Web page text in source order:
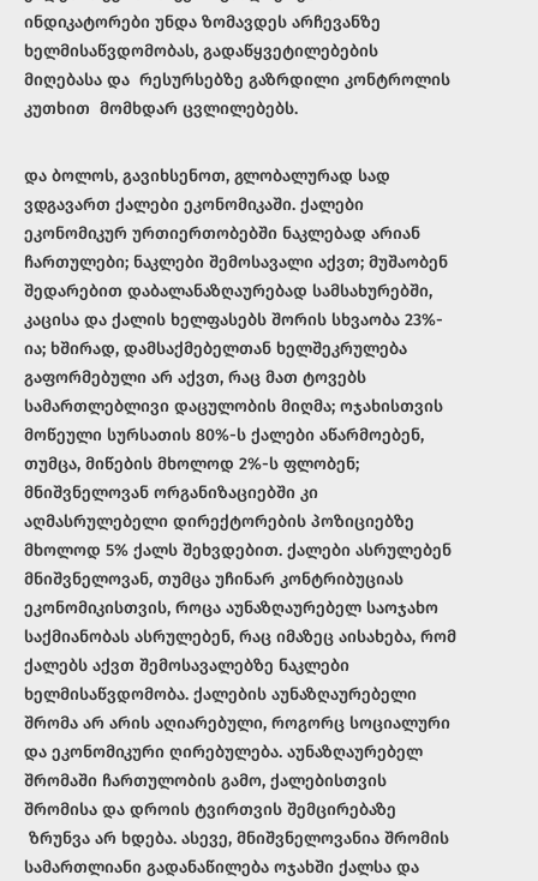
ინდიკატორები უნდა ზომავდეს არჩევანზე
ხელმისაწვდომობას, გადაწყვეტილებების
მიღებასა და რესურსებზე გაზრდილი კონტროლის
კუთხით მომხდარ ცვლილებებს.
და ბოლოს, გავიხსენოთ, გლობალურად სად
ვდგავართ ქალები ეკონომიკაში. ქალები
ეკონომიკურ ურთიერთობებში ნაკლებად არიან
ჩართულები; ნაკლები შემოსავალი აქვთ; მუშაობენ
შედარებით დაბალანაზღაურებად სამსახურებში,
კაცისა და ქალის ხელფასებს შორის სხვაობა 23%-
ია; ხშირად, დამსაქმებელთან ხელშეკრულება
გაფორმებული არ აქვთ, რაც მათ ტოვებს
სამართლებლივი დაცულობის მიღმა; ოჯახისთვის
მოწეული სურსათის 80%-ს ქალები აწარმოებენ,
თუმცა, მიწების მხოლოდ 2%-ს ფლობენ;
მნიშვნელოვან ორგანიზაციებში კი
აღმასრულებელი დირექტორების პოზიციებზე
მხოლოდ 5% ქალს შეხვდებით. ქალები ასრულებენ
მნიშვნელოვან, თუმცა უჩინარ კონტრიბუციას
ეკონომიკისთვის, როცა აუნაზღაურებელ საოჯახო
საქმიანობას ასრულებენ, რაც იმაზეც აისახება, რომ
ქალებს აქვთ შემოსავალებზე ნაკლები
ხელმისაწვდომობა. ქალების აუნაზღაურებელი
შრომა არ არის აღიარებული, როგორც სოციალური
და ეკონომიკური ღირებულება. აუნაზღაურებელ
შრომაში ჩართულობის გამო, ქალებისთვის
შრომისა და დროის ტვირთვის შემცირებაზე
ზრუნვა არ ხდება. ასევე, მნიშვნელოვანია შრომის
სამართლიანი გადანაწილება ოჯახში ქალსა და